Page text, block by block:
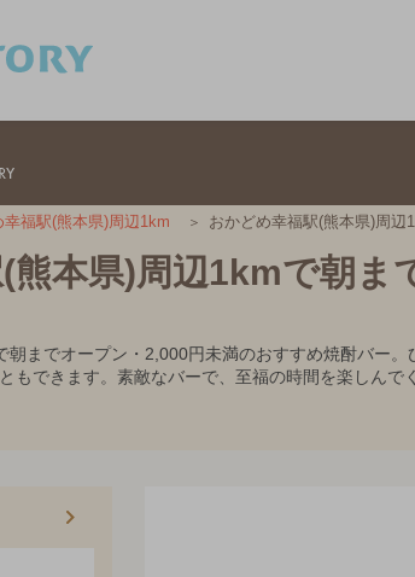
幸福駅(熊本県)周辺1km おかどめ幸福駅(熊本県)周辺
熊本県)周辺1kmで朝ま
朝までオープン・2,000円未満のおすすめ焼酎バー
もできます。素敵なバーで、至福の時間を楽しんで